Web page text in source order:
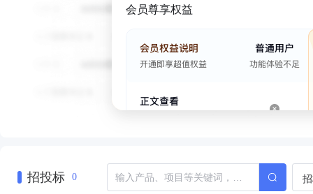
会员尊享权益
招投标 0